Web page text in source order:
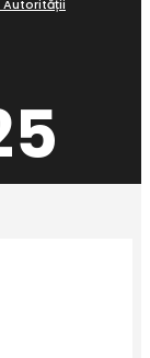
Autorității